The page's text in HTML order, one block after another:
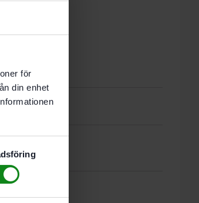
för
din enhet